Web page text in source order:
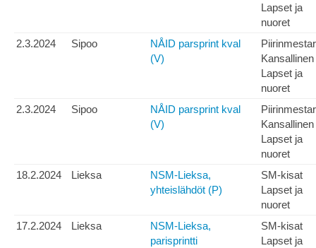
Lapset ja
nuoret
2.3.2024
Sipoo
NÅID parsprint kval
(V)
Kansallinen
Lapset ja
nuoret
2.3.2024
Sipoo
NÅID parsprint kval
(V)
Kansallinen
Lapset ja
nuoret
18.2.2024
Lieksa
NSM-Lieksa,
yhteislähdöt (P)
SM-kisat
Lapset ja
nuoret
17.2.2024
Lieksa
NSM-Lieksa,
parisprintti
SM-kisat
Lapset ja